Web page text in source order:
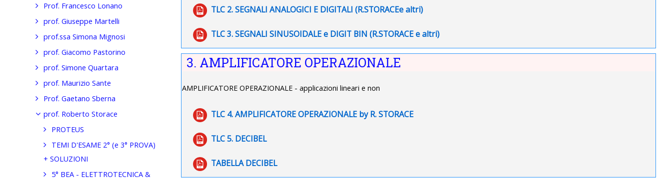
TLC 2. SEGNALI ANALOGICI E DIGITALI (R.STORACEe altri)
File
TLC 3. SEGNALI SINUSOIDALE e DIGIT BIN (R.STORACE e altri)
File
3. AMPLIFICATORE OPERAZIONALE
AMPLIFICATORE OPERAZIONALE - applicazioni lineari e non
TLC 4. AMPLIFICATORE OPERAZIONALE by R. STORACE
File
TLC 5. DECIBEL
File
TABELLA DECIBEL
File
Prof. Francesco Lonano
prof. Giuseppe Martelli
prof.ssa Simona Mignosi
prof. Giacomo Pastorino
prof. Simone Quartara
prof. Maurizio Sante
Prof. Gaetano Sberna
prof. Roberto Storace
PROTEUS
TEMI D'ESAME 2° (e 3° PROVA)
+ SOLUZIONI
5° BEA - ELETTROTECNICA &